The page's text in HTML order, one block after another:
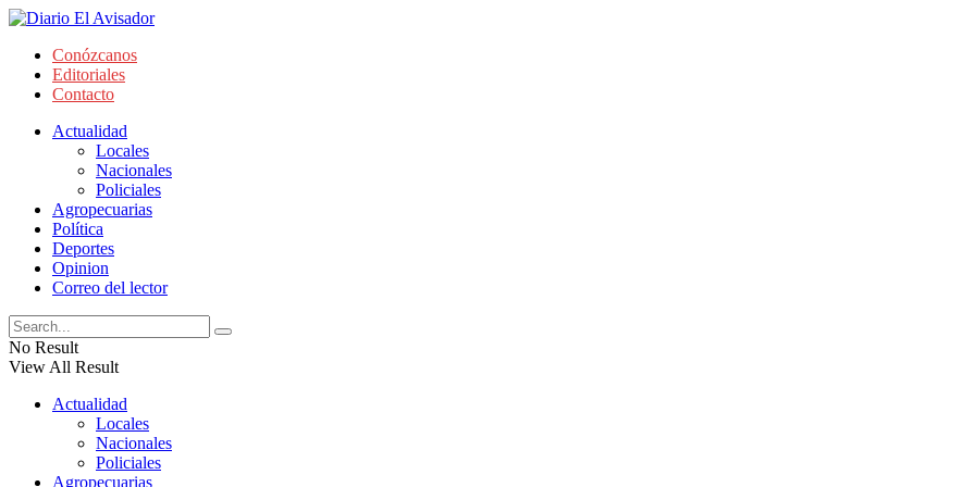
Conózcanos
Editoriales
Contacto
Actualidad
Locales
Nacionales
Policiales
Agropecuarias
Política
Deportes
Opinion
Correo del lector
No Result
View All Result
Actualidad
Locales
Nacionales
Policiales
Agropecuarias